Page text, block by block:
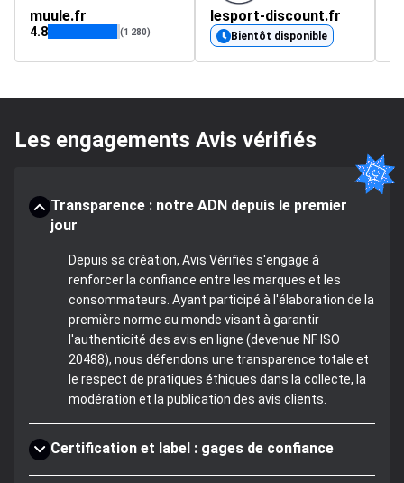
muule.fr
4.8 (1 280)
lesport-discount.fr
Bientôt disponible
Les engagements Avis vérifiés
Transparence : notre ADN depuis le premier
jour
Depuis sa création, Avis Vérifiés s'engage à
renforcer la confiance entre les marques et les
consommateurs. Ayant participé à l'élaboration de la
première norme au monde visant à garantir
l'authenticité des avis en ligne (devenue NF ISO
20488), nous défendons une transparence totale et
le respect de pratiques éthiques dans la collecte, la
modération et la publication des avis clients.
Certification et label : gages de confiance